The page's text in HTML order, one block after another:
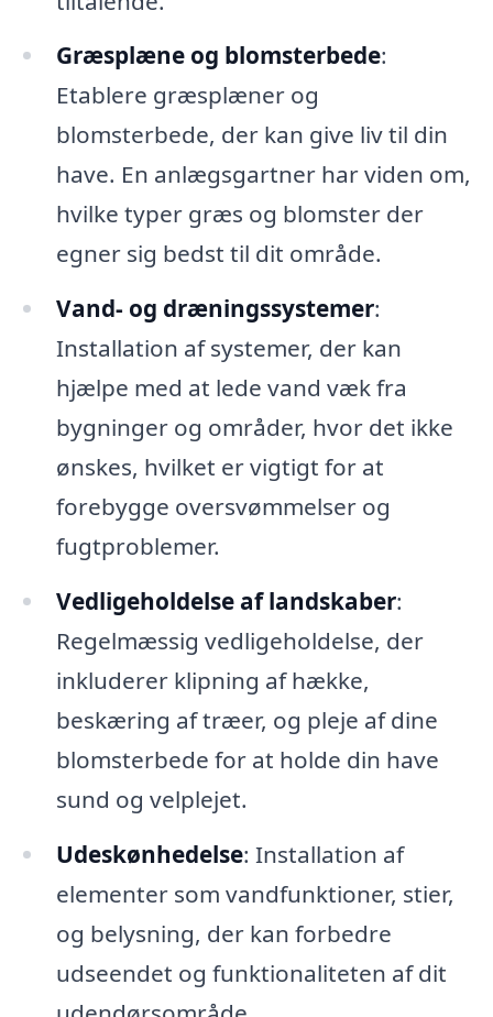
Græsplæne og blomsterbede:
Etablere græsplæner og
blomsterbede, der kan give liv til din
have. En anlægsgartner har viden om,
hvilke typer græs og blomster der
egner sig bedst til dit område.
Vand- og dræningssystemer:
Installation af systemer, der kan
hjælpe med at lede vand væk fra
bygninger og områder, hvor det ikke
ønskes, hvilket er vigtigt for at
forebygge oversvømmelser og
fugtproblemer.
Vedligeholdelse af landskaber:
Regelmæssig vedligeholdelse, der
inkluderer klipning af hække,
beskæring af træer, og pleje af dine
blomsterbede for at holde din have
sund og velplejet.
Udeskønhedelse: Installation af
elementer som vandfunktioner, stier,
og belysning, der kan forbedre
udseendet og funktionaliteten af dit